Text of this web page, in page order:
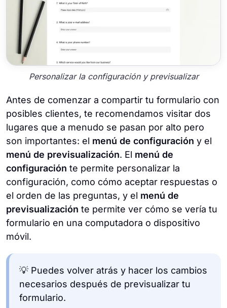
Personalizar la configuración y previsualizar
Antes de comenzar a compartir tu formulario con
posibles clientes, te recomendamos visitar dos
lugares que a menudo se pasan por alto pero
son importantes: el menú de configuración y el
menú de previsualización. El menú de
configuración te permite personalizar la
configuración, como cómo aceptar respuestas o
el orden de las preguntas, y el menú de
previsualización te permite ver cómo se vería tu
formulario en una computadora o dispositivo
móvil.
💡 Puedes volver atrás y hacer los cambios
necesarios después de previsualizar tu
formulario.